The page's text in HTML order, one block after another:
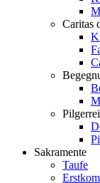
Caritas
Sakramente
Taufe